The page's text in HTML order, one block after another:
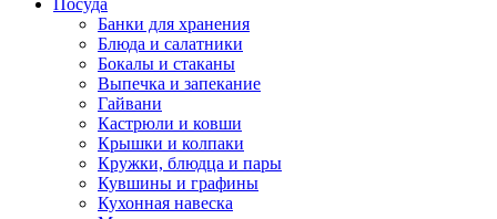
Банки для хранения
Блюда и салатники
Бокалы и стаканы
Выпечка и запекание
Гайвани
Кастрюли и ковши
Крышки и колпаки
Кружки, блюдца и пары
Кувшины и графины
Кухонная навеска